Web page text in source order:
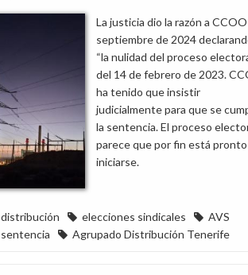
La justicia dio la razón a
septiembre de 2024
“la nulidad del proceso
del 14 de febrero de 2023.
ha tenido que insistir
judicialmente para que se
la sentencia. El proceso
parece que por fin está pronto
iniciarse.
distribución elecciones sindicales
AVS
sentencia
Agrupado Distribución Tenerife